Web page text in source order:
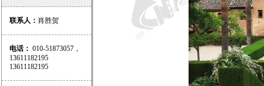
联系人： 肖胜贺
电话： 010-51873057，
13611182195
13611182195